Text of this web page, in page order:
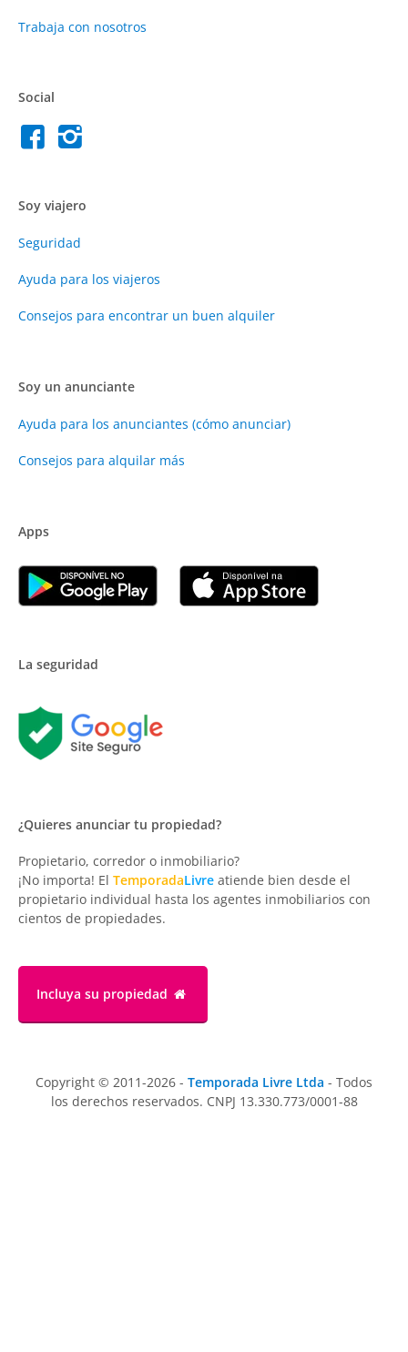
Trabaja con nosotros
Social
Soy viajero
Seguridad
Ayuda para los viajeros
Consejos para encontrar un buen alquiler
Soy un anunciante
Ayuda para los anunciantes (cómo anunciar)
Consejos para alquilar más
Apps
La seguridad
¿Quieres anunciar tu propiedad?
Propietario, corredor o inmobiliario?
¡No importa! El TemporadaLivre atiende bien desde el
propietario individual hasta los agentes inmobiliarios con
cientos de propiedades.
Incluya su propiedad
Copyright © 2011-2026 - Temporada Livre Ltda - Todos
los derechos reservados. CNPJ 13.330.773/0001-88